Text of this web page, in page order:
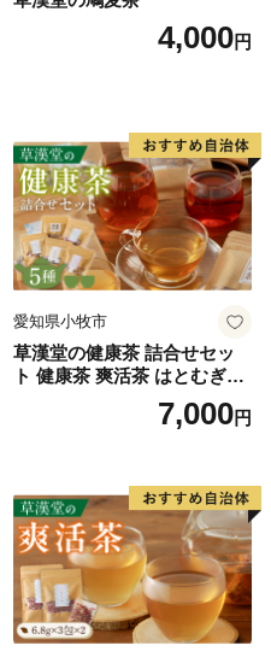
4,000円
愛知県小牧市
草漢堂の健康茶 詰合せセッ
ト 健康茶 爽活茶 はとむぎ茶
温補茶 健食茶 和漢紅茶 お茶
7,000円